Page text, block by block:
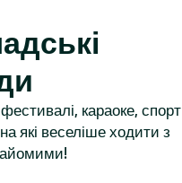
караоке, спорт
які веселіше ходити з